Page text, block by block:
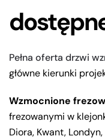
Pełna oferta drzwi
główne kierunki
Wzmocnione
frezowanymi w
Diora, Kwant,